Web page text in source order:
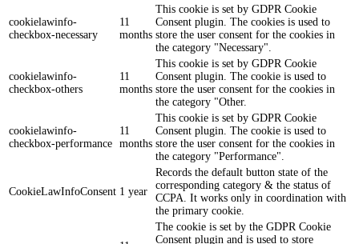
cookielawinfo-
checkbox-necessary
11
months
This cookie is set by GDPR Cookie
Consent plugin. The cookies is used to
store the user consent for the cookies in
the category "Necessary".
cookielawinfo-
checkbox-others
11
months
This cookie is set by GDPR Cookie
Consent plugin. The cookie is used to
store the user consent for the cookies in
the category "Other.
cookielawinfo-
checkbox-performance
11
months
This cookie is set by GDPR Cookie
Consent plugin. The cookie is used to
store the user consent for the cookies in
the category "Performance".
CookieLawInfoConsent 1 year
Records the default button state of the
corresponding category & the status of
CCPA. It works only in coordination with
the primary cookie.
The cookie is set by the GDPR Cookie
Consent plugin and is used to store